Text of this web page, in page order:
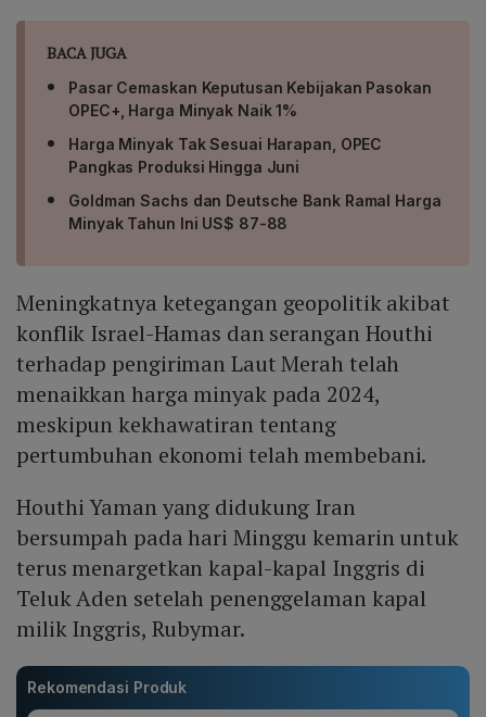
BACA JUGA
Pasar Cemaskan Keputusan Kebijakan Pasokan
OPEC+, Harga Minyak Naik 1%
Harga Minyak Tak Sesuai Harapan, OPEC
Pangkas Produksi Hingga Juni
Goldman Sachs dan Deutsche Bank Ramal Harga
Minyak Tahun Ini US$ 87-88
Meningkatnya ketegangan geopolitik akibat
konflik Israel-Hamas dan serangan Houthi
terhadap pengiriman Laut Merah telah
menaikkan harga minyak pada 2024,
meskipun kekhawatiran tentang
pertumbuhan ekonomi telah membebani.
Houthi Yaman yang didukung Iran
bersumpah pada hari Minggu kemarin untuk
terus menargetkan kapal-kapal Inggris di
Teluk Aden setelah penenggelaman kapal
milik Inggris, Rubymar.
Rekomendasi Produk